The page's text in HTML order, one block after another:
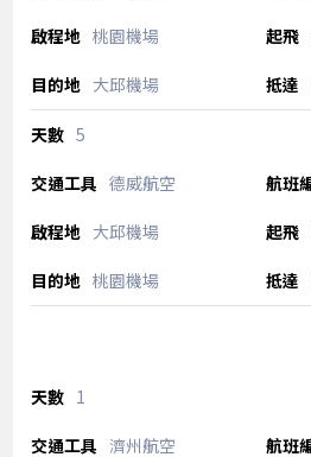
桃園機場
大邱機場
5
德威航空
大邱機場
桃園機場
1
濟州航空